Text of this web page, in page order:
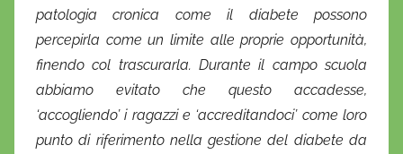
patologia cronica come il diabete possono
percepirla come un limite alle proprie opportunità,
finendo col trascurarla. Durante il campo scuola
abbiamo evitato che questo accadesse,
‘accogliendo’ i ragazzi e ‘accreditandoci’ come loro
punto di riferimento nella gestione del diabete da